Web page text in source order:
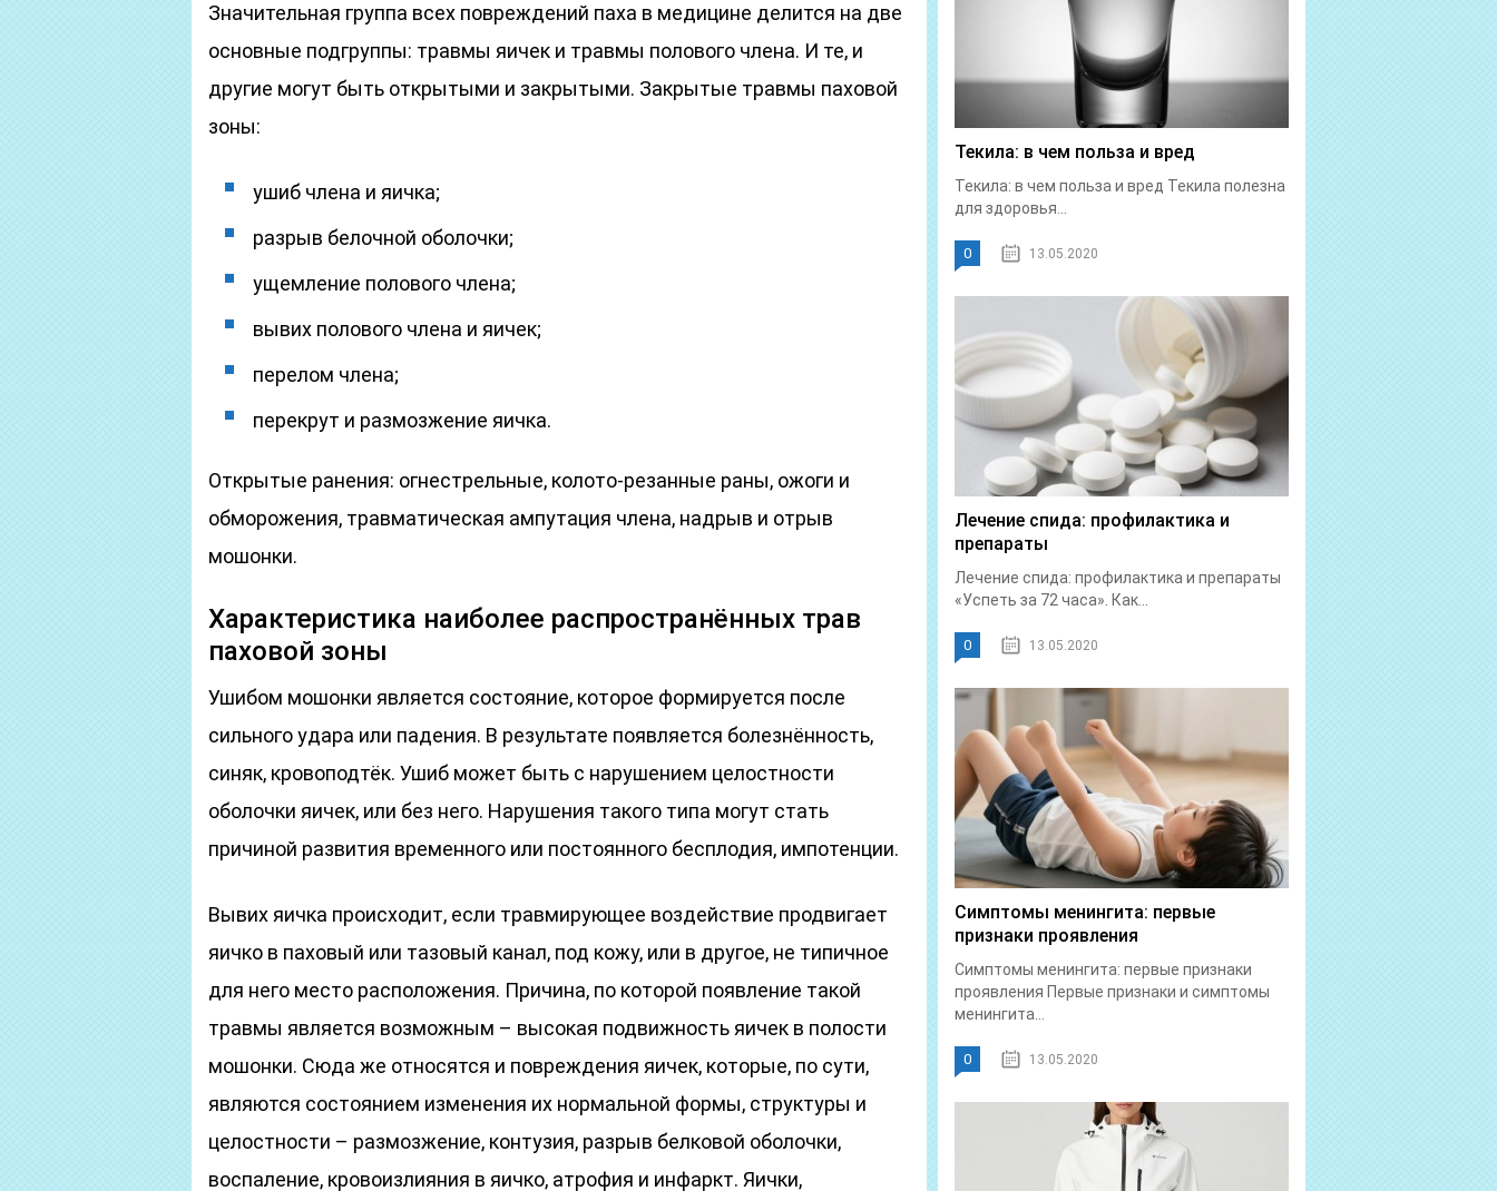
Значительная группа всех повреждений паха в медицине делится на две
основные подгруппы: травмы яичек и травмы полового члена. И те, и
другие могут быть открытыми и закрытыми. Закрытые травмы паховой
зоны:
ушиб члена и яичка;
разрыв белочной оболочки;
ущемление полового члена;
вывих полового члена и яичек;
перелом члена;
перекрут и размозжение яичка.
Открытые ранения: огнестрельные, колото-резанные раны, ожоги и
обморожения, травматическая ампутация члена, надрыв и отрыв
мошонки.
Характеристика наиболее распространённых трав
паховой зоны
Ушибом мошонки является состояние, которое формируется после
сильного удара или падения. В результате появляется болезнённость,
синяк, кровоподтёк. Ушиб может быть с нарушением целостности
оболочки яичек, или без него. Нарушения такого типа могут стать
причиной развития временного или постоянного бесплодия, импотенции.
Вывих яичка происходит, если травмирующее воздействие продвигает
яичко в паховый или тазовый канал, под кожу, или в другое, не типичное
для него место расположения. Причина, по которой появление такой
травмы является возможным – высокая подвижность яичек в полости
мошонки. Сюда же относятся и повреждения яичек, которые, по сути,
являются состоянием изменения их нормальной формы, структуры и
целостности – размозжение, контузия, разрыв белковой оболочки,
воспаление, кровоизлияния в яичко, атрофия и инфаркт. Яички,
Текила: в чем польза и вред
Текила: в чем польза и вред Текила полезна
для здоровья...
0 13.05.2020
Лечение спида: профилактика и
препараты
Лечение спида: профилактика и препараты
«Успеть за 72 часа». Как...
0 13.05.2020
Симптомы менингита: первые
признаки проявления
Симптомы менингита: первые признаки
проявления Первые признаки и симптомы
менингита...
0 13.05.2020